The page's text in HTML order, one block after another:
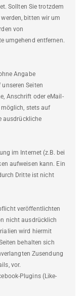
Sollten Sie trotzdem
bitten wir um
von
umgehend entfernen.
Angabe
Seiten
Anschrift oder eMail-
stets auf
ausdrückliche
im Internet (z.B. bei
aufweisen kann. Ein
Dritte ist nicht
veröffentlichten
nicht ausdrücklich
wird hiermit
behalten sich
Zusendung
vor.
Plugins (Like-